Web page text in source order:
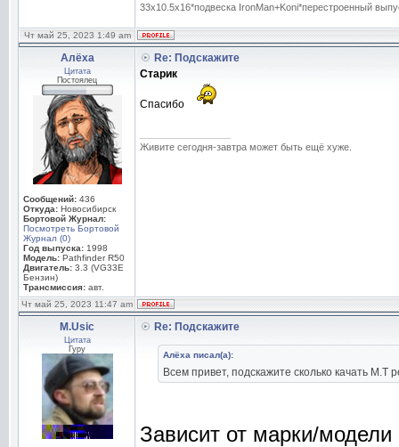
33x10.5x16*подвеска IronMan+Koni*перестроенный
Чт май 25, 2023 1:49 am
Алёха
Цитата
Постоялец
Сообщений: 436
Откуда: Новосибирск
Бортовой Журнал:
Посмотреть Бортовой
Журнал (0)
Год выпуска: 1998
Модель: Pathfinder R50
Двигатель: 3.3 (VG33E
Бензин)
Трансмиссия: авт.
Re: Подскажите
Старик
Спасибо
Живите сегодня-завтра может быть ещё хуже.
Чт май 25, 2023 11:47 am
M.Usic
Цитата
Гуру
Re: Подскажите
Алёха писал(а):
Всем привет, подскажите сколько качать М.Т
Зависит от марки/